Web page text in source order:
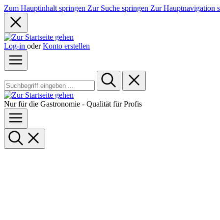
Zum Hauptinhalt springen Zur Suche springen Zur Hauptnavigation
Log-in oder Konto erstellen
Nur für die Gastronomie - Qualität für Profis